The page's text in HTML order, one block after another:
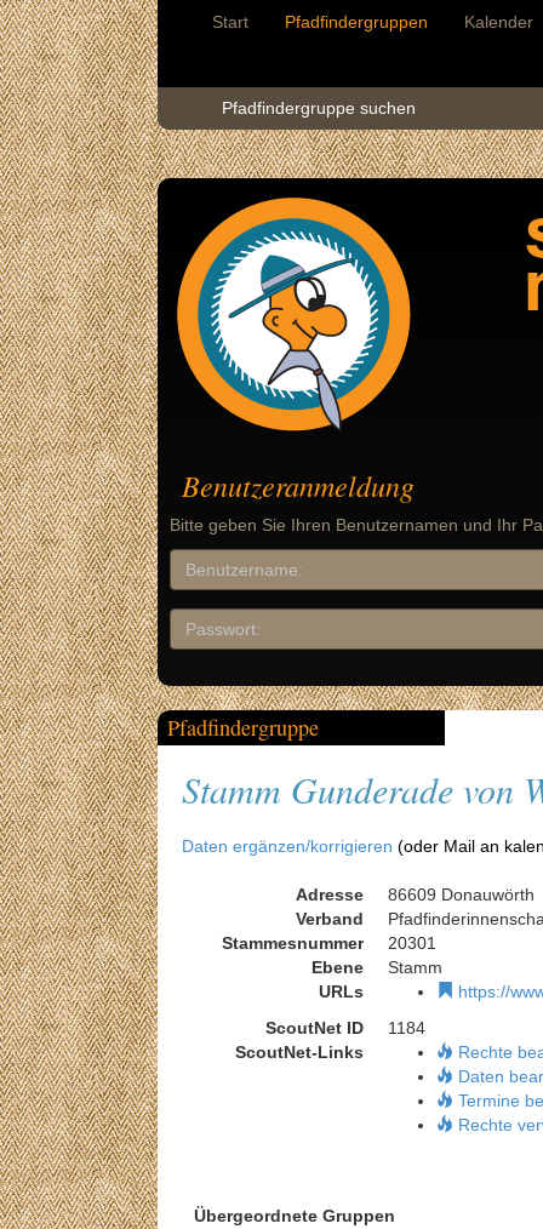
Start Pfadfindergruppen Kalender
Pfadfindergruppe suchen
Benutzeranmeldung
Bitte geben Sie Ihren Benutzernamen und Ihr
Pfadfindergruppe
Stamm Gunderade von
Daten ergänzen/korrigieren (oder Mail an
Adresse
86609 Donauwörth
Verband
Stammesnummer
20301
Ebene
Stamm
URLs
https://
ScoutNet ID
1184
ScoutNet-Links
Rechte
Daten
Termine
Rechte
Übergeordnete Gruppen